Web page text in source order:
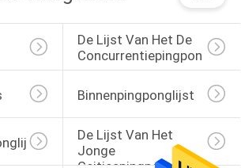
De Lijst Van Het De
Concurrentiepingpong
Binnenpingponglijst
De Lijst Van Het
Jonge